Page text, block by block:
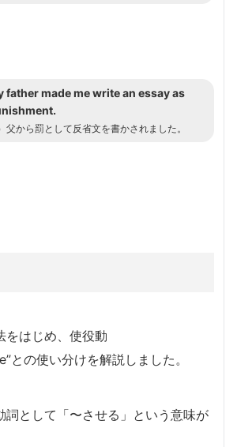
father made me write an essay as
父から罰として反省文を書かされました。
をはじめ、使役動
との使い分けを解説しました。
詞として「〜させる」という意味が